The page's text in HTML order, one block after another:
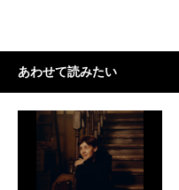
あわせて読みたい